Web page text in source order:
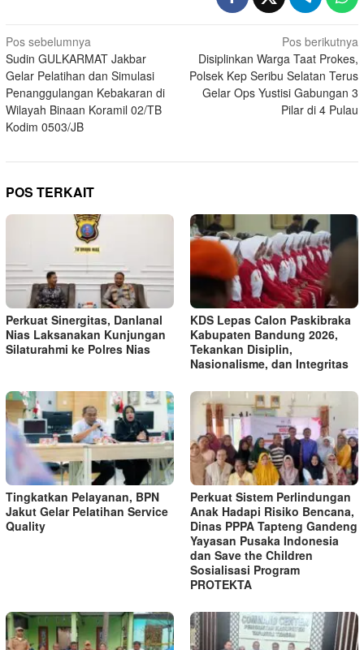
Navigasi
pos
Pos sebelumnya
Sudin GULKARMAT Jakbar
Gelar Pelatihan dan Simulasi
Penanggulangan Kebakaran di
Wilayah Binaan Koramil 02/TB
Kodim 0503/JB
Pos berikutnya
Disiplinkan Warga Taat Prokes,
Polsek Kep Seribu Selatan Terus
Gelar Ops Yustisi Gabungan 3
Pilar di 4 Pulau
POS TERKAIT
Perkuat Sinergitas, Danlanal
Nias Laksanakan Kunjungan
Silaturahmi ke Polres Nias
KDS Lepas Calon Paskibraka
Kabupaten Bandung 2026,
Tekankan Disiplin,
Nasionalisme, dan Integritas
Tingkatkan Pelayanan, BPN
Jakut Gelar Pelatihan Service
Quality
Perkuat Sistem Perlindungan
Anak Hadapi Risiko Bencana,
Dinas PPPA Tapteng Gandeng
Yayasan Pusaka Indonesia
dan Save the Children
Sosialisasi Program
PROTEKTA